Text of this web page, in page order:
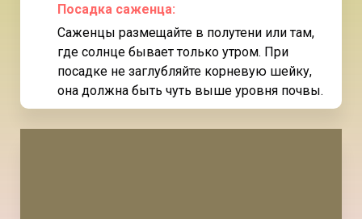
Посадка саженца:
Саженцы размещайте в полутени или там,
где солнце бывает только утром. При
посадке не заглубляйте корневую шейку,
она должна быть чуть выше уровня почвы.